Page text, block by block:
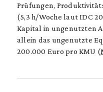
Prüfungen,
(5,3 h/Woche laut IDC
Kapital in ungenutzten
allein das ungenutzte
200.000 Euro pro KMU (